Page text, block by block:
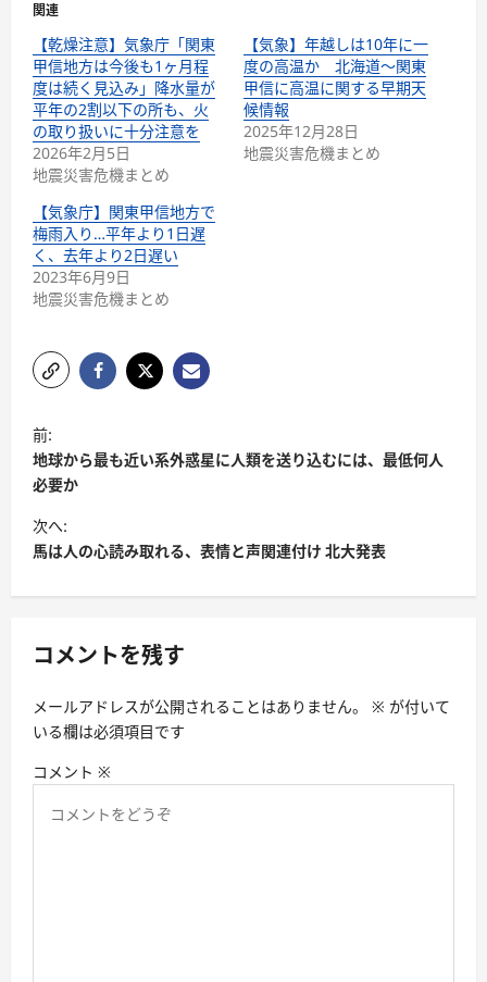
関連
【乾燥注意】気象庁「関東
甲信地方は今後も1ヶ月程
度は続く見込み」降水量が
平年の2割以下の所も、火
の取り扱いに十分注意を
2026年2月5日
地震災害危機まとめ
【気象】年越しは10年に一
度の高温か 北海道～関東
甲信に高温に関する早期天
候情報
2025年12月28日
地震災害危機まとめ
【気象庁】関東甲信地方で
梅雨入り…平年より1日遅
く、去年より2日遅い
2023年6月9日
地震災害危機まとめ
前:
地球から最も近い系外惑星に人類を送り込むには、最低何人
必要か
次へ:
馬は人の心読み取れる、表情と声関連付け 北大発表
コメントを残す
メールアドレスが公開されることはありません。 ※ が付いて
いる欄は必須項目です
コメント ※